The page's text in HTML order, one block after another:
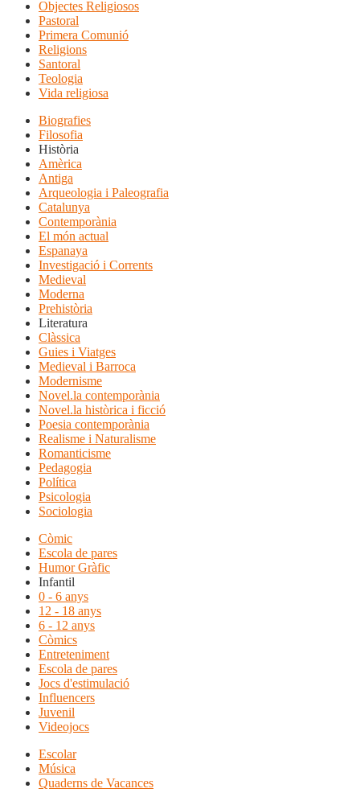
Objectes Religiosos
Pastoral
Primera Comunió
Religions
Santoral
Teologia
Vida religiosa
Biografies
Filosofia
Història
Amèrica
Antiga
Arqueologia i Paleografia
Catalunya
Contemporània
El món actual
Espanaya
Investigació i Corrents
Medieval
Moderna
Prehistòria
Literatura
Clàssica
Guies i Viatges
Medieval i Barroca
Modernisme
Novel.la contemporània
Novel.la històrica i ficció
Poesia contemporània
Realisme i Naturalisme
Romanticisme
Pedagogia
Política
Psicologia
Sociologia
Còmic
Escola de pares
Humor Gràfic
Infantil
0 - 6 anys
12 - 18 anys
6 - 12 anys
Còmics
Entreteniment
Escola de pares
Jocs d'estimulació
Influencers
Juvenil
Videojocs
Escolar
Música
Quaderns de Vacances